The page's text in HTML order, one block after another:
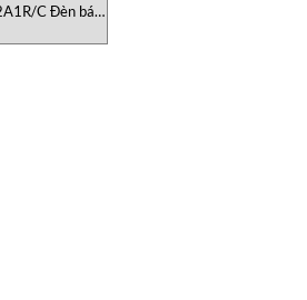
C Đèn báo